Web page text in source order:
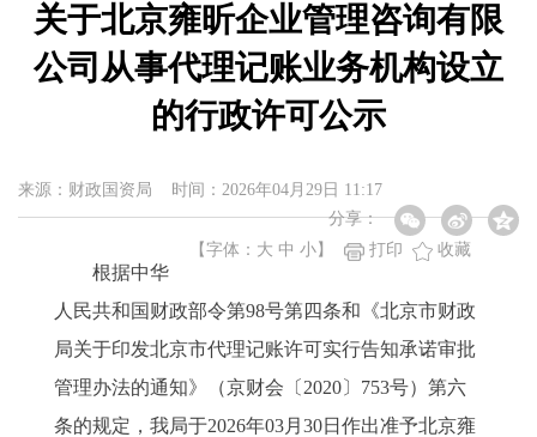
关于北京雍昕企业管理咨询有限
公司从事代理记账业务机构设立
的行政许可公示
来源：财政国资局 时间：2026年04月29日 11:17
分享：
【字体： 大 中 小 】 打印 收藏
根据中华
人民共和国财政部令第98号第四条和《北京市财政
局关于印发北京市代理记账许可实行告知承诺审批
管理办法的通知》（京财会〔2020〕753号）第六
条的规定，我局于2026年03月30日作出准予北京雍